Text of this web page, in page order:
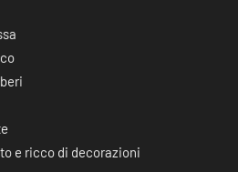
e ricco di decorazioni